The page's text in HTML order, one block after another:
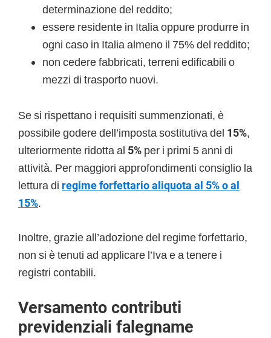
determinazione del reddito;
essere residente in Italia oppure produrre in
ogni caso in Italia almeno il 75% del reddito;
non cedere fabbricati, terreni edificabili o
mezzi di trasporto nuovi.
Se si rispettano i requisiti summenzionati, è
possibile godere dell’imposta sostitutiva del 15%,
ulteriormente ridotta al 5% per i primi 5 anni di
attività. Per maggiori approfondimenti consiglio la
lettura di regime forfettario aliquota al 5% o al
15%.
Inoltre, grazie all’adozione del regime forfettario,
non si è tenuti ad applicare l’Iva e a tenere i
registri contabili.
Versamento contributi
previdenziali falegname